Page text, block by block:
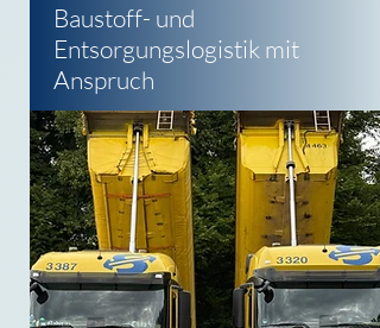
Baustoff- und
Entsorgungslogistik mit
Anspruch